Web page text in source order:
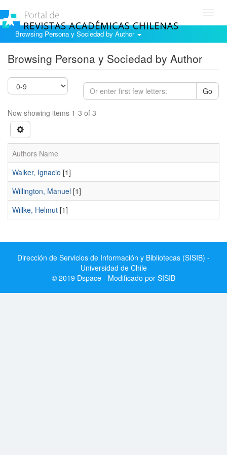
Browsing Persona y Sociedad by Author
Browsing Persona y Sociedad by Author
Go
Now showing items 1-3 of 3
Authors Name
Walker, Ignacio [1]
Willington, Manuel [1]
Willke, Helmut [1]
Dirección de Servicios de Información y Bibliotecas (SISIB) -
Universidad de Chile
© 2019 Dspace - Modificado por SISIB